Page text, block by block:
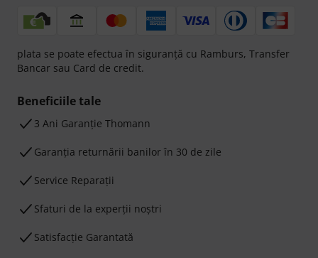
plata se poate efectua în siguranță cu Ramburs, Transfer
Bancar sau Card de credit.
Beneficiile tale
3 Ani Garanție Thomann
Garanţia returnării banilor în 30 de zile
Service Reparații
Sfaturi de la experții noștri
Satisfacție Garantată